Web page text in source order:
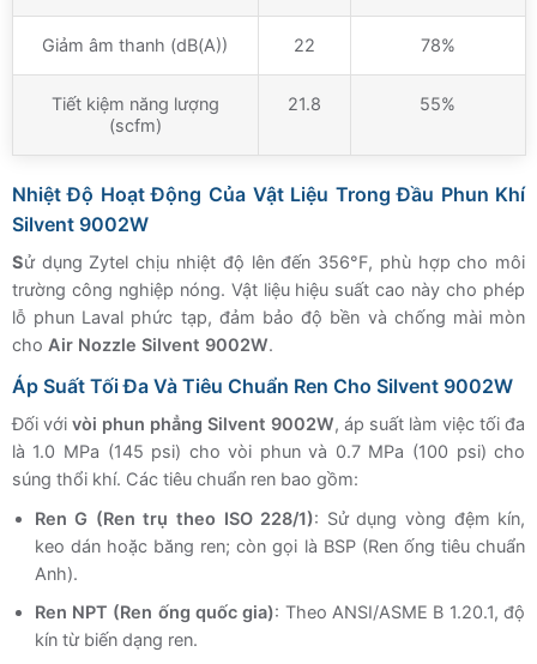
Giảm âm thanh (dB(A)) 22 78%
Tiết kiệm năng lượng
(scfm)
21.8 55%
Nhiệt Độ Hoạt Động Của Vật Liệu Trong Đầu Phun Khí
Silvent 9002W
Sử dụng Zytel chịu nhiệt độ lên đến 356°F, phù hợp cho môi
trường công nghiệp nóng. Vật liệu hiệu suất cao này cho phép
lỗ phun Laval phức tạp, đảm bảo độ bền và chống mài mòn
cho Air Nozzle Silvent 9002W.
Áp Suất Tối Đa Và Tiêu Chuẩn Ren Cho Silvent 9002W
Đối với vòi phun phẳng Silvent 9002W, áp suất làm việc tối đa
là 1.0 MPa (145 psi) cho vòi phun và 0.7 MPa (100 psi) cho
súng thổi khí. Các tiêu chuẩn ren bao gồm:
Ren G (Ren trụ theo ISO 228/1): Sử dụng vòng đệm kín,
keo dán hoặc băng ren; còn gọi là BSP (Ren ống tiêu chuẩn
Anh).
Ren NPT (Ren ống quốc gia): Theo ANSI/ASME B 1.20.1, độ
kín từ biến dạng ren.